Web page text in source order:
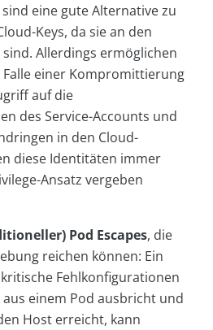
eine gute Alternative zu
Keys, da sie an den
Allerdings ermöglichen
einer Kompromittierung
auf die
des Service-Accounts und
in den Cloud-
diese Identitäten immer
Ansatz vergeben
Pod Escapes, die
reichen können: Ein
Fehlkonfigurationen
einem Pod ausbricht und
Host erreicht, kann